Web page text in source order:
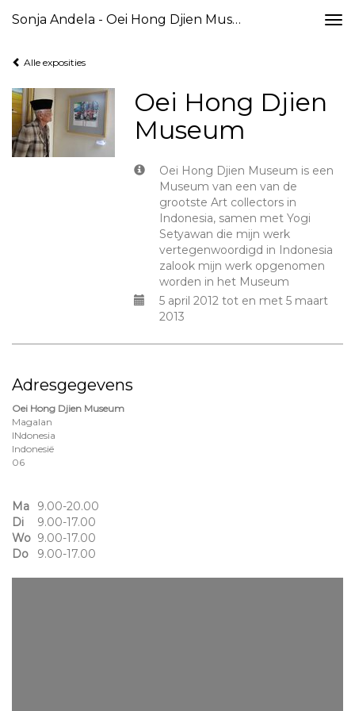
Sonja Andela - Oei Hong Djien Museum
Alle exposities
Oei Hong Djien
Museum
Oei Hong Djien Museum is een
Museum van een van de
grootste Art collectors in
Indonesia, samen met Yogi
Setyawan die mijn werk
vertegenwoordigd in Indonesia
zalook mijn werk opgenomen
worden in het Museum
5 april 2012 tot en met 5 maart
2013
Adresgegevens
Oei Hong Djien Museum
Magalan
INdonesia
Indonesië
06
Ma
9.00-20.00
Di
9.00-17.00
Wo 9.00-17.00
Do
9.00-17.00